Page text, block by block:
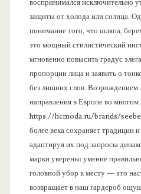
воспринимался исключительно
защиты от холода или солнца.
понимание того, что шляпа,
это мощный стилистический
мгновенно повысить градус
пропорции лица и заявить о
без лишних слов. Возрождением
направления в Европе во
https://hcmoda.ru/brands/
более века сохраняет традиции
адаптируя их под запросы
марки уверены: умение
головной убор к месту — это
возвращает в наш гардероб